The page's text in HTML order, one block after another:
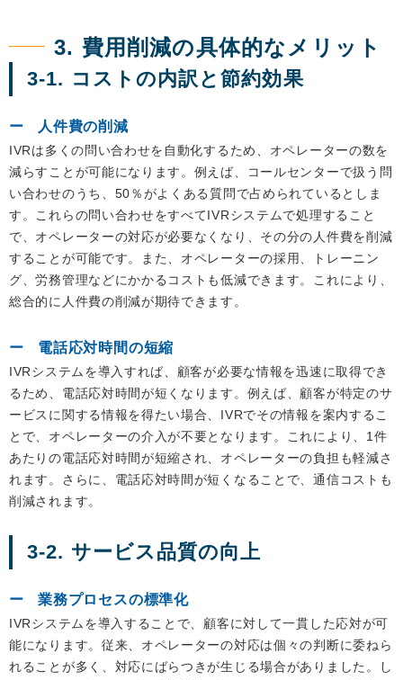
3. 費用削減の具体的なメリット
3-1. コストの内訳と節約効果
人件費の削減
IVRは多くの問い合わせを自動化するため、オペレーターの数を
減らすことが可能になります。例えば、コールセンターで扱う問
い合わせのうち、50％がよくある質問で占められているとしま
す。これらの問い合わせをすべてIVRシステムで処理すること
で、オペレーターの対応が必要なくなり、その分の人件費を削減
することが可能です。また、オペレーターの採用、トレーニン
グ、労務管理などにかかるコストも低減できます。これにより、
総合的に人件費の削減が期待できます。
電話応対時間の短縮
IVRシステムを導入すれば、顧客が必要な情報を迅速に取得でき
るため、電話応対時間が短くなります。例えば、顧客が特定のサ
ービスに関する情報を得たい場合、IVRでその情報を案内するこ
とで、オペレーターの介入が不要となります。これにより、1件
あたりの電話応対時間が短縮され、オペレーターの負担も軽減さ
れます。さらに、電話応対時間が短くなることで、通信コストも
削減されます。
3-2. サービス品質の向上
業務プロセスの標準化
IVRシステムを導入することで、顧客に対して一貫した応対が可
能になります。従来、オペレーターの対応は個々の判断に委ねら
れることが多く、対応にばらつきが生じる場合がありました。し